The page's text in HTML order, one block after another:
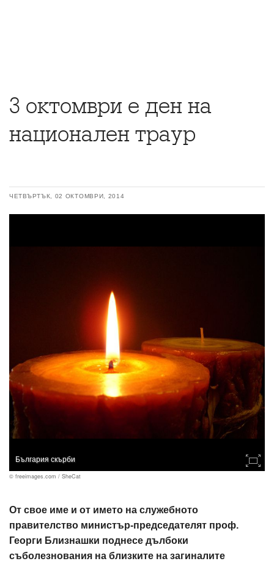
3 октомври е ден на
национален траур
ЧЕТВЪРТЪК, 02 ОКТОМВРИ, 2014
България скърби
© freeimages.com / SheCat
От свое име и от името на служебното
правителство министър-председателят проф.
Георги Близнашки поднесе дълбоки
съболезнования на близките на загиналите